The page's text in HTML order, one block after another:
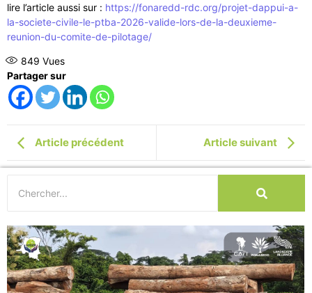
lire l’article aussi sur : https://fonaredd-rdc.org/projet-dappui-a-
la-societe-civile-le-ptba-2026-valide-lors-de-la-deuxieme-
reunion-du-comite-de-pilotage/
849 Vues
Partager sur
Article précédent Article suivant